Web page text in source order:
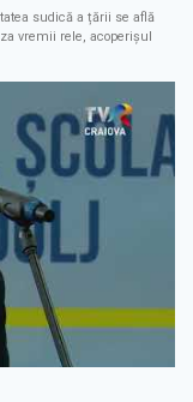
sudică a țării se află
vremii rele, acoperișul